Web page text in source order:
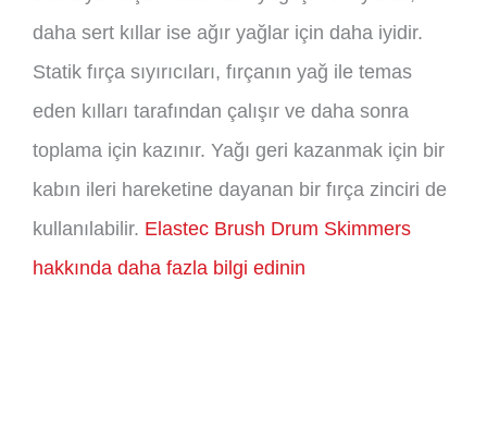
daha sert kıllar ise ağır yağlar için daha iyidir.
Statik fırça sıyırıcıları, fırçanın yağ ile temas
eden kılları tarafından çalışır ve daha sonra
toplama için kazınır. Yağı geri kazanmak için bir
kabın ileri hareketine dayanan bir fırça zinciri de
kullanılabilir. Elastec Brush Drum Skimmers
hakkında daha fazla bilgi edinin